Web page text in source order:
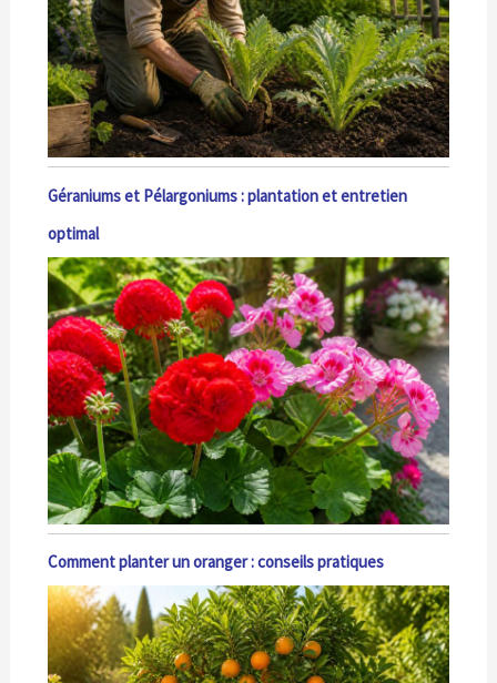
Géraniums et Pélargoniums : plantation et entretien
optimal
Comment planter un oranger : conseils pratiques